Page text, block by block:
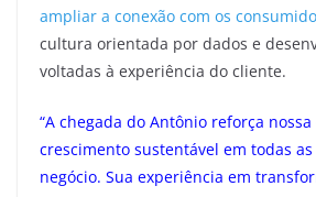
ampliar a conexão com os
cultura orientada por dados e
voltadas à experiência do cliente.
“A chegada do Antônio reforça
crescimento sustentável em todas
negócio. Sua experiência em